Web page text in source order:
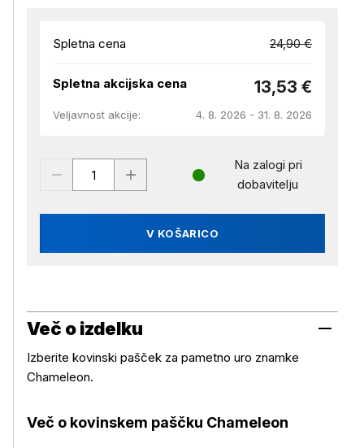
Spletna cena 24,90 €
Spletna akcijska cena 13,53 €
Veljavnost akcije: 4. 8. 2026 - 31. 8. 2026
V KOŠARICO
Na zalogi pri
dobavitelju
Več o izdelku
Izberite kovinski pašček za pametno uro znamke
Chameleon.
Več o kovinskem paščku Chameleon